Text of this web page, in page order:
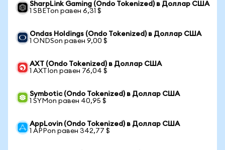
SharpLink Gaming (Ondo Tokenized) в Доллар США
1 SBETon равен 6,31 $
Ondas Holdings (Ondo Tokenized) в Доллар США
1 ONDSon равен 9,00 $
AXT (Ondo Tokenized) в Доллар США
1 AXTIon равен 76,04 $
Symbotic (Ondo Tokenized) в Доллар США
1 SYMon равен 40,95 $
AppLovin (Ondo Tokenized) в Доллар США
1 APPon равен 342,77 $